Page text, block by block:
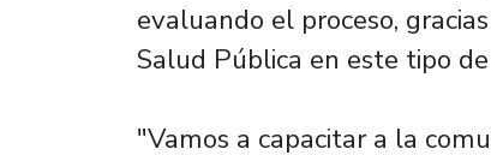
evaluando el proceso,
Salud Pública en este tipo
"Vamos a capacitar a la